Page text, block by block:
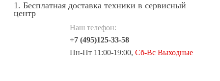
1. Бесплатная доставка техники в сервисный
центр
Наш телефон:
+7 (495)125-33-58
Пн-Пт 11:00-19:00, Сб-Вс Выходные